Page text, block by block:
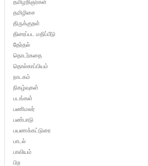
தமிழறிஞர்கள்
தமிழிசை
திருக்குறள்
திரைப்பட மதிப்பீடு
தேர்தல்
தொடர்கதை
தொல்காப்பியம்
நாடகம்
நிகழ்வுகள்
படங்கள்
பணிமலர்
பண்பாடு
பயணக்கட்டுரை
பாடல்
பாவியம்
பிற